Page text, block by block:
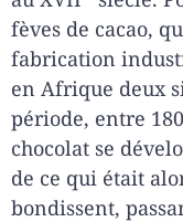
fèves de cacao,
fabrication
en Afrique deux
période, entre
chocolat se
de ce qui était
bondissent,